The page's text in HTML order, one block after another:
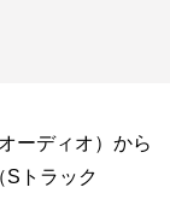
ーディオ）から
Sトラック